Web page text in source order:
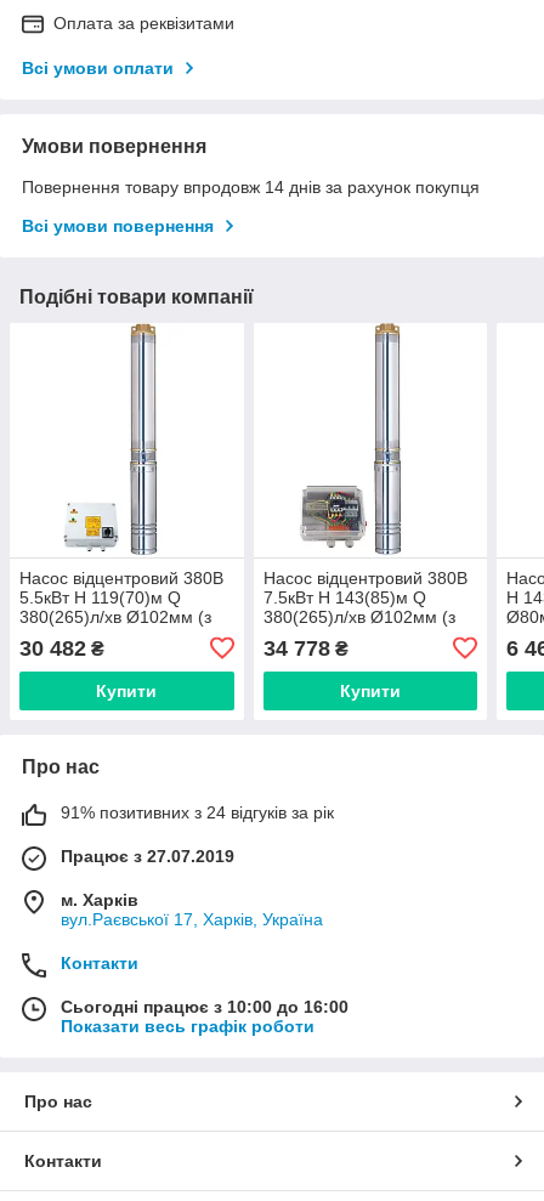
Оплата за реквізитами
Всі умови оплати
Умови повернення
Повернення товару впродовж 14 днів за рахунок покупця
Всі умови повернення
Подібні товари компанії
Насос відцентровий 380В
5.5кВт H 119(70)м Q
380(265)л/хв Ø102мм (з
4SD16/20 (7771873)
30 482 ₴
Купити
Насос відцентровий 380В
7.5кВт H 143(85)м Q
380(265)л/хв Ø102мм (з
(DONGYIN) 4SD16/24
34 778₴
Купити
H
6
Про нас
91% позитивних з 24 відгуків за рік
Працює з 27.07.2019
м. Харків
вул.Раєвської 17, Харків, Україна
Контакти
Сьогодні працює з 10:00 до 16:00
Показати весь графік роботи
Про нас
Контакти